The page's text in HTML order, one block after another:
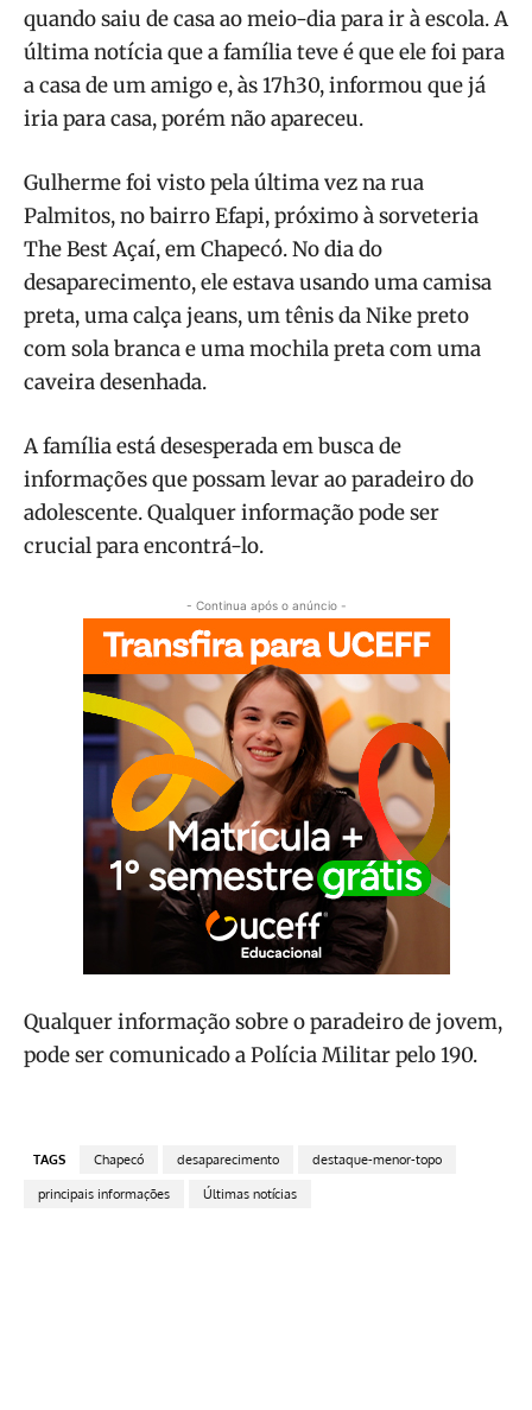
quando saiu de casa ao meio-dia para ir à escola. A
última notícia que a família teve é que ele foi para
a casa de um amigo e, às 17h30, informou que já
iria para casa, porém não apareceu.
Gulherme foi visto pela última vez na rua
Palmitos, no bairro Efapi, próximo à sorveteria
The Best Açaí, em Chapecó. No dia do
desaparecimento, ele estava usando uma camisa
preta, uma calça jeans, um tênis da Nike preto
com sola branca e uma mochila preta com uma
caveira desenhada.
A família está desesperada em busca de
informações que possam levar ao paradeiro do
adolescente. Qualquer informação pode ser
crucial para encontrá-lo.
- Continua após o anúncio -
Qualquer informação sobre o paradeiro de jovem,
pode ser comunicado a Polícia Militar pelo 190.
TAGS Chapecó desaparecimento destaque-menor-topo
principais informações Últimas notícias